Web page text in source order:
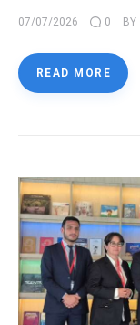
07/07/2026 0 BY
READ MORE